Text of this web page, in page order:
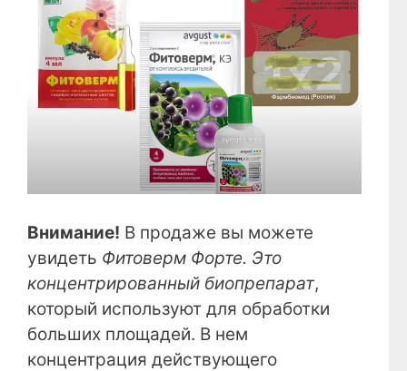
Внимание! В продаже вы можете
увидеть Фитоверм Форте. Это
концентрированный биопрепарат,
который используют для обработки
больших площадей. В нем
концентрация действующего